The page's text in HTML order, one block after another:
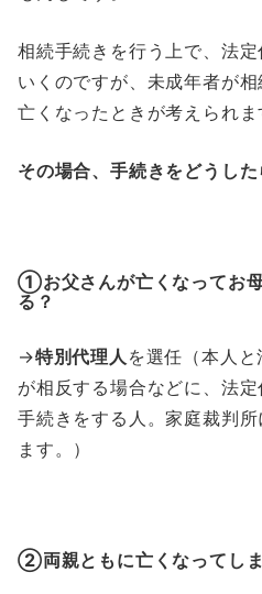
相続手続きを行う上で、法
いくのですが、未成年者が
亡くなったときが考えられま
その場合、手続きをどうした
①お父さんが亡くなってお
る？
→特別代理人 を選任（本人
が相反する場合などに、法
手続きをする人。家庭裁判
ます。）
②両親ともに亡くなってし